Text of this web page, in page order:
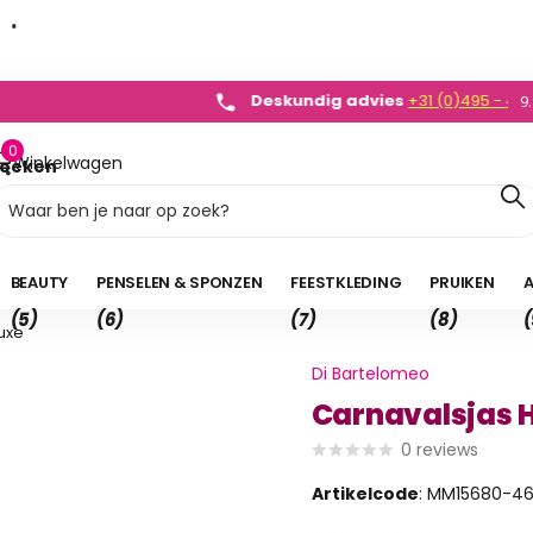
Winkelwagen
0
0,00
BEAUTY
(5)
PENSELEN & SPONZEN
(6)
FEESTKLEDING
(7)
PRUIKEN
(8)
Di Bartelomeo
Carnavalsjas
0 reviews
Artikelcode: MM15680-46